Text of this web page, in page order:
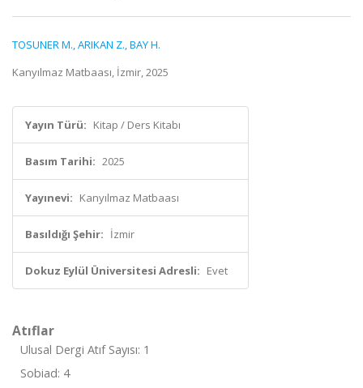
TOSUNER M.,ARIKAN Z.,BAY H.
Kanyılmaz Matbaası, İzmir, 2025
Yayın Türü: Kitap / Ders Kitabı
Basım Tarihi: 2025
Yayınevi: Kanyılmaz Matbaası
Basıldığı Şehir: İzmir
Dokuz Eylül Üniversitesi Adresli: Evet
Atıflar
Ulusal Dergi Atıf Sayısı: 1
Sobiad: 4